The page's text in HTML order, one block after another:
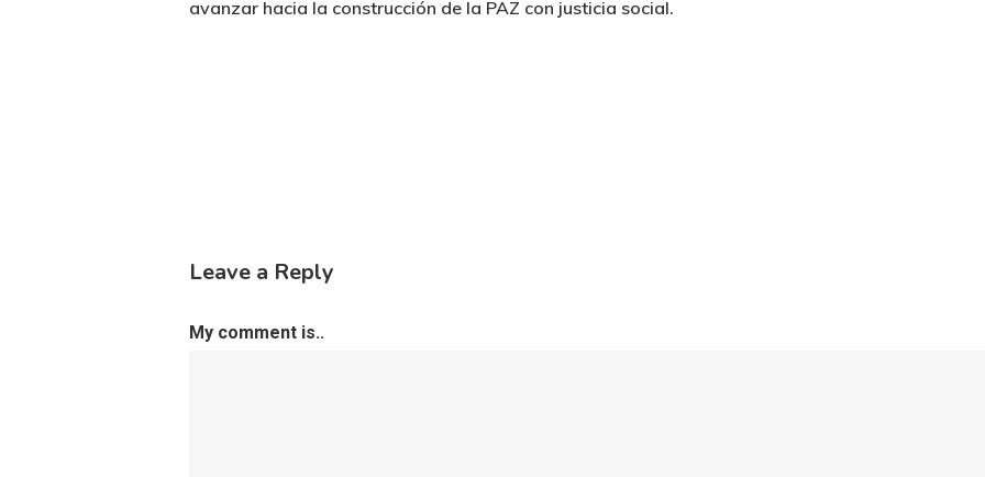
avanzar hacia la construcción de la PAZ con justicia social.
Leave a Reply
My comment is..